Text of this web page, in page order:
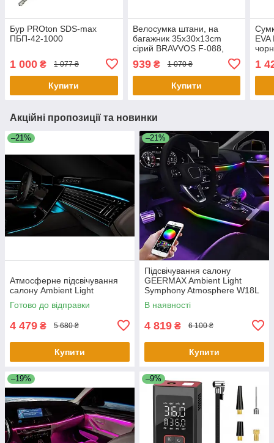
Бур PROton SDS-max
ПБП-42-1000
1 000 ₴ 1 077 ₴
Купити
Велосумка штани, на
багажник 35x30x13cm
сірий BRAVVOS F-088,
939₴ 1 070 ₴
Купити
EVA
1
Акційні пропозиції та новинки
–21%
Атмосферне підсвічування
салону Ambient Light
Готово до відправки
4 479 ₴ 5 680 ₴
Купити
–21%
Підсвічування салону
GEERMAX Ambient Light
Symphony Atmosphere W18L
В наявності
4 819 ₴ 6 100 ₴
Купити
–19% –9%